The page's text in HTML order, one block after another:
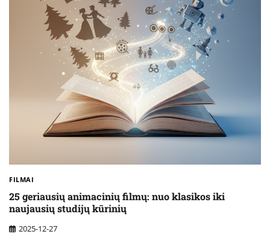
FILMAI
25 geriausių animacinių filmų: nuo klasikos iki
naujausių studijų kūrinių
2025-12-27